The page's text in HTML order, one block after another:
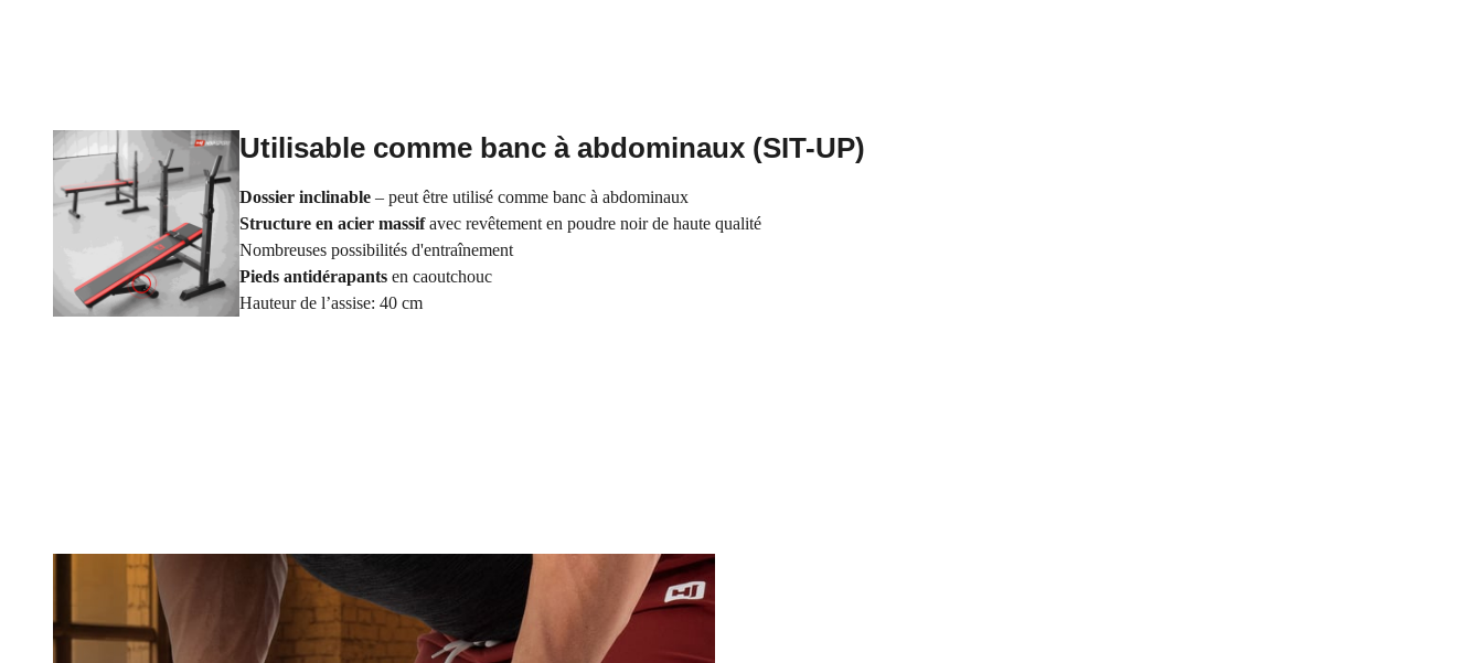
Utilisable comme banc à abdominaux (SIT-UP)
Dossier inclinable – peut être utilisé comme banc à abdominaux
Structure en acier massifavec revêtement en poudre noir de haute qualité
Nombreuses possibilités d'entraînement
Pieds antidérapants en caoutchouc
Hauteur de l’assise: 40 cm